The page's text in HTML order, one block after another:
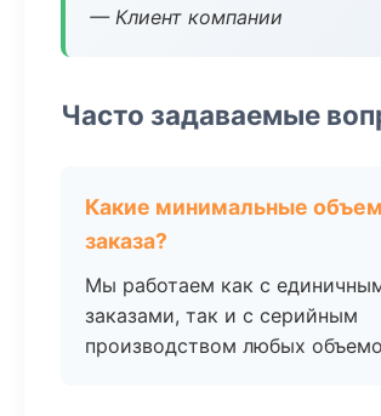
— Клиент компании
Часто задаваемые
Какие минимальные
заказа?
Мы работаем как с
заказами, так и с серийным
производством любых